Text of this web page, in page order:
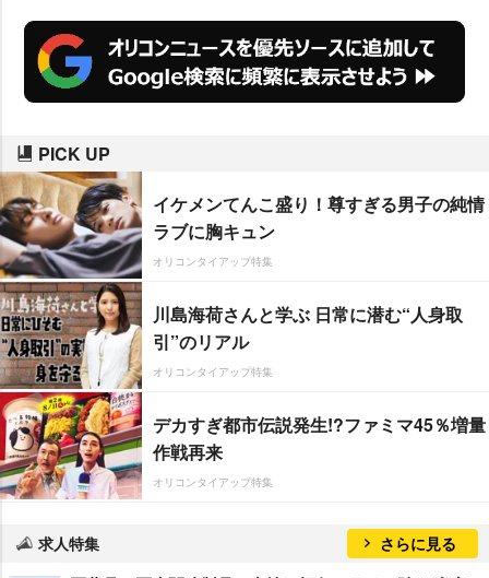
PICK UP
イケメンてんこ盛り！尊すぎる男子の純情
ラブに胸キュン
オリコンタイアップ特集
川島海荷さんと学ぶ 日常に潜む“人身取
引”のリアル
オリコンタイアップ特集
デカすぎ都市伝説発生!?ファミマ45％増量
作戦再来
オリコンタイアップ特集
求人特集 さらに見る